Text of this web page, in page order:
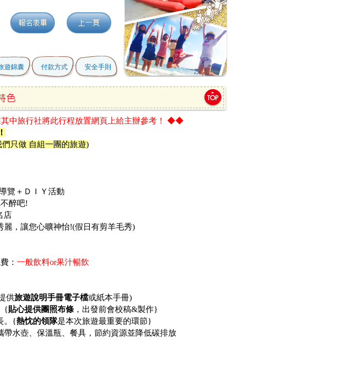
遊錦囊 付款方式 安全手則
中旅行社將此行程放置網頁上給主辦參考 ！ ◆◆
只做 自組一團的旅遊)
覽＋ＤＩＹ活動
醉吧!
店
，讓您心曠神怡!(假日有剪羊毛秀)
： 一般飲料or果汁暢飲
供旅遊說明手冊電子檔或紙本手冊)
{貼心提供團照布條 ，出發前會校稿&製作}
。{熱忱的領隊是本次旅遊最重要的環節}
水壺、保溫瓶、餐具，節約資源並降低碳排放